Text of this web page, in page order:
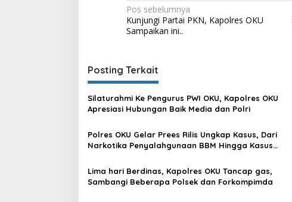
Navigasi
pos
Pos sebelumnya
Kunjungi Partai PKN, Kapolres OKU
Sampaikan ini..
Posting Terkait
Silaturahmi Ke Pengurus PWI OKU, Kapolres OKU
Apresiasi Hubungan Baik Media dan Polri
Polres OKU Gelar Prees Rilis Ungkap Kasus, Dari
Narkotika Penyalahgunaan BBM Hingga Kasus
Lima hari Berdinas, Kapolres OKU Tancap gas,
Sambangi Beberapa Polsek dan Forkompimda